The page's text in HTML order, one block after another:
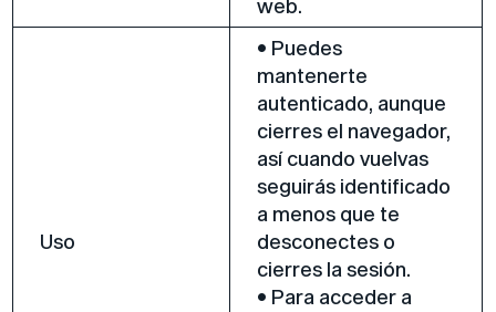
web.
Uso
• Puedes
mantenerte
autenticado, aunque
cierres el navegador,
así cuando vuelvas
seguirás identificado
a menos que te
desconectes o
cierres la sesión.
• Para acceder a